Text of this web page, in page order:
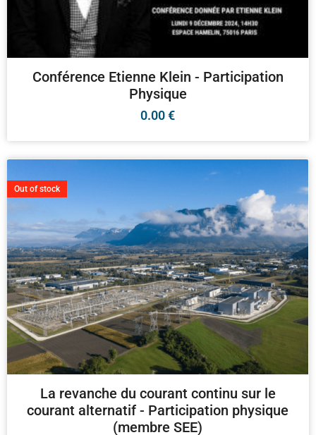
Conférence Etienne Klein - Participation
Physique
0.00€
Out of stock
La revanche du courant continu sur le
courant alternatif - Participation physique
(membre SEE)